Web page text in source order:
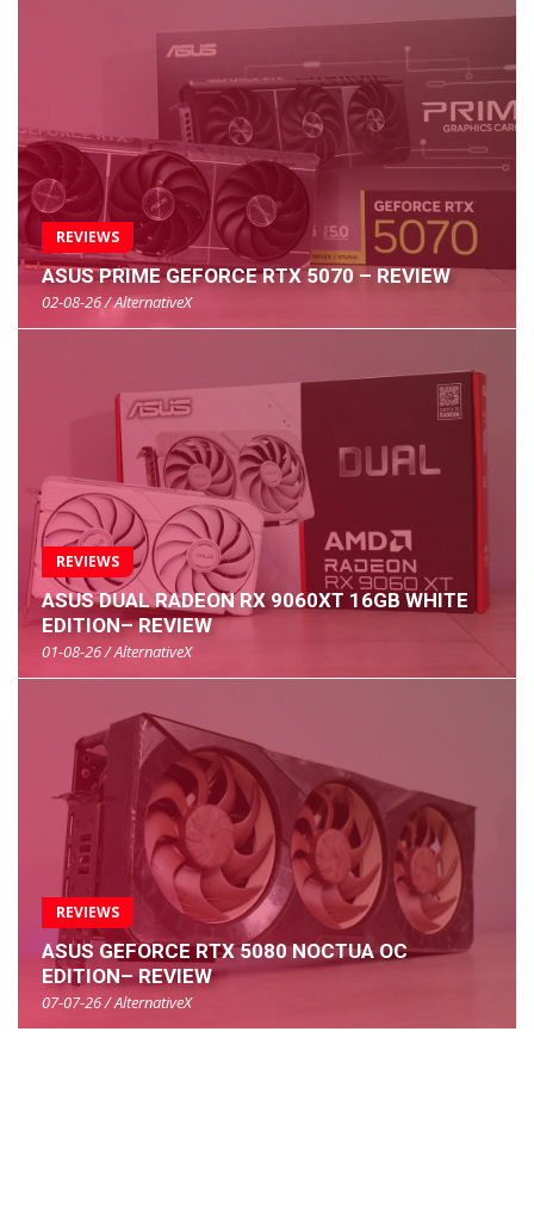
REVIEWS
ASUS PRIME GEFORCE RTX 5070 – REVIEW
02-08-26 / AlternativeX
REVIEWS
ASUS DUAL RADEON RX 9060XT 16GB WHITE
EDITION– REVIEW
01-08-26 / AlternativeX
REVIEWS
ASUS GEFORCE RTX 5080 NOCTUA OC
EDITION– REVIEW
07-07-26 / AlternativeX